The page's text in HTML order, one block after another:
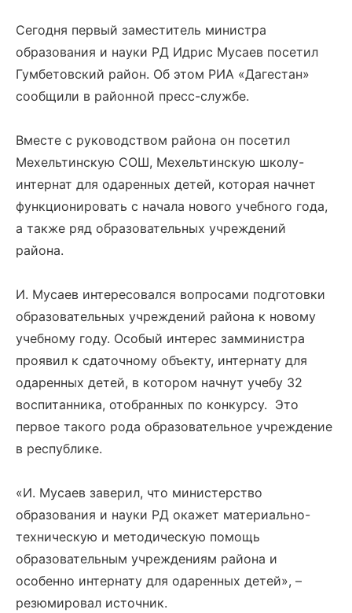
Сегодня первый заместитель министра
образования и науки РД Идрис Мусаев посетил
Гумбетовский район. Об этом РИА «Дагестан»
сообщили в районной пресс-службе.
Вместе с руководством района он посетил
Мехельтинскую СОШ, Мехельтинскую школу-
интернат для одаренных детей, которая начнет
функционировать с начала нового учебного года,
а также ряд образовательных учреждений
района.
И. Мусаев интересовался вопросами подготовки
образовательных учреждений района к новому
учебному году. Особый интерес замминистра
проявил к сдаточному объекту, интернату для
одаренных детей, в котором начнут учебу 32
воспитанника, отобранных по конкурсу. Это
первое такого рода образовательное учреждение
в республике.
«И. Мусаев заверил, что министерство
образования и науки РД окажет материально-
техническую и методическую помощь
образовательным учреждениям района и
особенно интернату для одаренных детей», –
резюмировал источник.